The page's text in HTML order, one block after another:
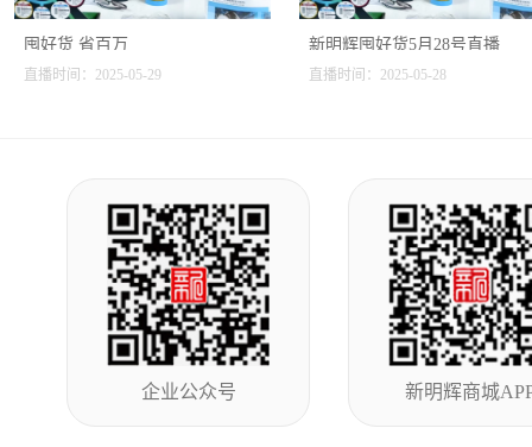
囤好货 省百万
直播时间：2025-05-29
新明辉囤好货5月28号直播
直播时间：2025-05-28
企业公众号 新明辉商城